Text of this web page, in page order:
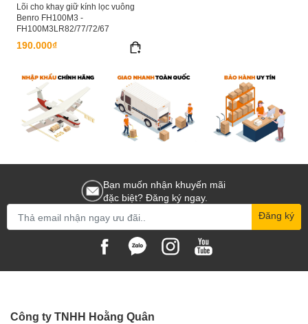
Lõi cho khay giữ kính lọc vuông
Benro FH100M3 -
FH100M3LR82/77/72/67
190.000₫
Bạn muốn nhận khuyến mãi
đặc biệt? Đăng ký ngay.
Đăng ký
Công ty TNHH Hoằng Quân